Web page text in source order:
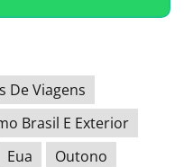
De Viagens
Brasil E Exterior
Eua
Outono